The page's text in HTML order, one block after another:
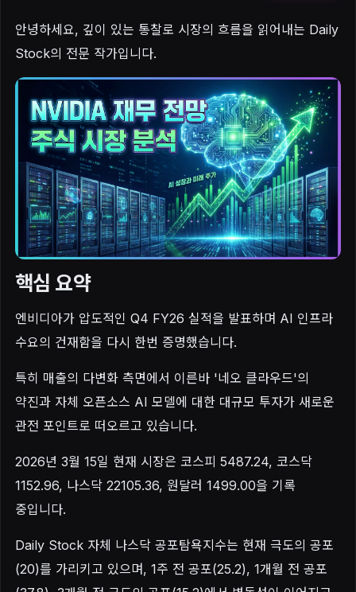
안녕하세요, 깊이 있는 통찰로 시장의 흐름을 읽어내는 Daily
Stock의 전문 작가입니다.
핵심 요약
엔비디아가 압도적인 Q4 FY26 실적을 발표하며 AI 인프라
수요의 건재함을 다시 한번 증명했습니다.
특히 매출의 다변화 측면에서 이른바 '네오 클라우드'의
약진과 자체 오픈소스 AI 모델에 대한 대규모 투자가 새로운
관전 포인트로 떠오르고 있습니다.
2026년 3월 15일 현재 시장은 코스피 5487.24, 코스닥
1152.96, 나스닥 22105.36, 원달러 1499.00을 기록
중입니다.
Daily Stock 자체 나스닥 공포탐욕지수는 현재 극도의 공포
(20)를 가리키고 있으며, 1주 전 공포(25.2), 1개월 전 공포